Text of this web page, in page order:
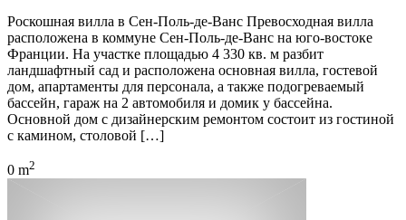
Роскошная вилла в Сен-Поль-де-Ванс Превосходная вилла
расположена в коммуне Сен-Поль-де-Ванс на юго-востоке
Франции. На участке площадью 4 330 кв. м разбит
ландшафтный сад и расположена основная вилла, гостевой
дом, апартаменты для персонала, а также подогреваемый
бассейн, гараж на 2 автомобиля и домик у бассейна.
Основной дом с дизайнерским ремонтом состоит из гостиной
с камином, столовой […]
0 m2